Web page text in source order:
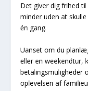
Det giver dig frihed
minder uden at
én gang.
Uanset om du
eller en weekendtur,
betalingsmuligheder
oplevelsen af